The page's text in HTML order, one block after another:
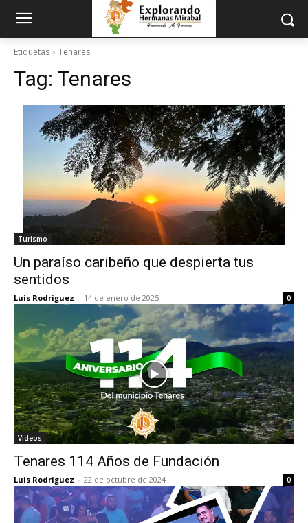
Etiquetas Tenares
Tag: Tenares
Turismo
Un paraíso caribeño que despierta tus
sentidos
Luis Rodriguez - 14 de enero de 2025 0
Videos
Tenares 114 Años de Fundación
Luis Rodriguez - 22 de octubre de 2024 0